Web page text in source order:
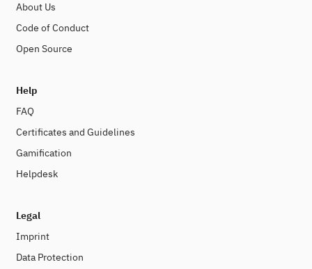
About Us
Code of Conduct
Open Source
Help
FAQ
Certificates and Guidelines
Gamification
Helpdesk
Legal
Imprint
Data Protection